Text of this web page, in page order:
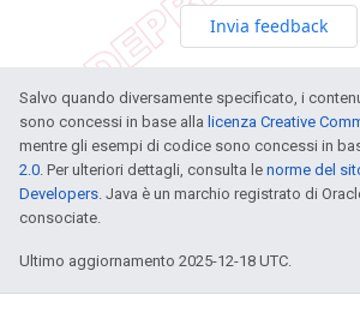
Invia feedback
Salvo quando diversamente specificato, i
sono concessi in base alla licenza Creative
mentre gli esempi di codice sono concessi in
2.0 . Per ulteriori dettagli, consulta le norme del
Developers . Java è un marchio registrato di
consociate.
Ultimo aggiornamento 2025-12-18 UTC.